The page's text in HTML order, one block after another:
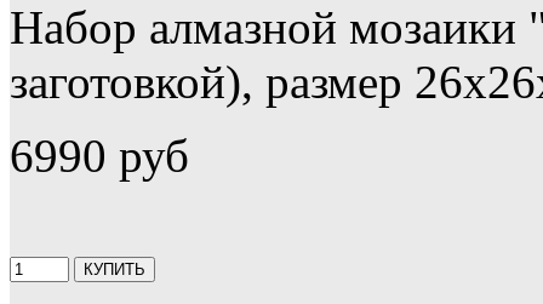
Набор алмазной
заготовкой), размер
6990 руб